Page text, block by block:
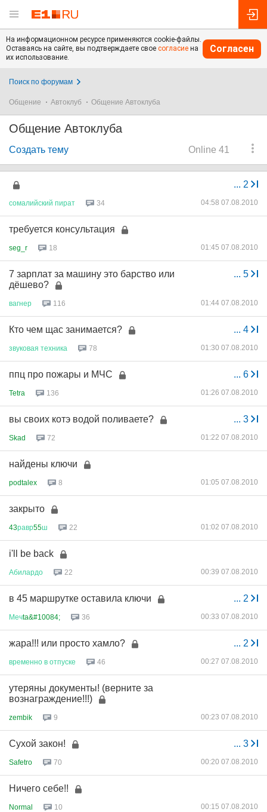
На информационном ресурсе применяются cookie-файлы.
Оставаясь на сайте, вы подтверждаете свое согласие на
их использование.
Согласен
Поиск по форумам
Общение Автоклуб Общение Автоклуба
Общение Автоклуба
Online 41
Создать тему
... 2
сомалийский пират 34 04:58 07.08.2010
требуется консультация
seg_r 18 01:45 07.08.2010
... 5
7 зарплат за машину это барство или
дёшево?
вагнер 116 01:44 07.08.2010
... 4
Кто чем щас занимается?
звуковая техника 78 01:30 07.08.2010
... 6
ппц про пожары и МЧС
Tetra 136 01:26 07.08.2010
... 3
вы своих котэ водой поливаете?
Skad 72 01:22 07.08.2010
найдены ключи
podtalex 8 01:05 07.08.2010
закрыто
43равр55ш 22 01:02 07.08.2010
i'll be back
Абилардо 22 00:39 07.08.2010
... 2
в 45 маршрутке оставила ключи
Мечta&#10084; 36 00:33 07.08.2010
... 2
жара!!! или просто хамло?
временно в отпуске 46 00:27 07.08.2010
утеряны документы! (верните за
вознаграждение!!!)
zembik 9 00:23 07.08.2010
... 3
Сухой закон!
Safetro 70 00:20 07.08.2010
Ничего себе!!
Normal 10 00:15 07.08.2010